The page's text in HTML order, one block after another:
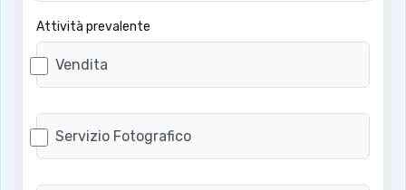
Attività prevalente
Vendita
Servizio Fotografico